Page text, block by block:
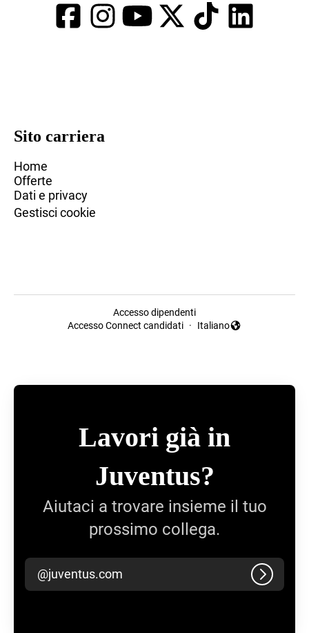
Sito carriera
Home
Offerte
Dati e privacy
Gestisci cookie
Accesso dipendenti
Accesso Connect candidati · Cambia lingua
Italiano
Lavori già in
Juventus?
Aiutaci a trovare insieme il tuo
prossimo collega.
@juventus.com Accedi